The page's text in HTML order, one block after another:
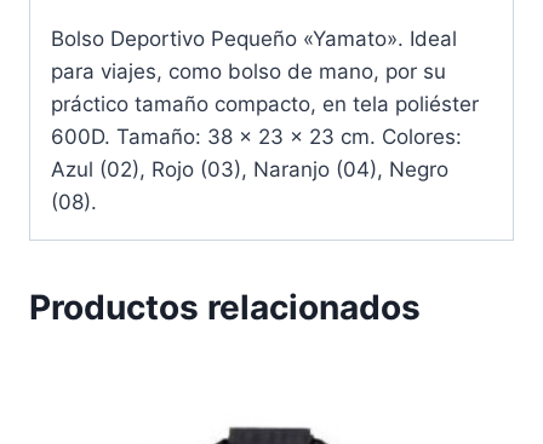
Bolso Deportivo Pequeño «Yamato». Ideal
para viajes, como bolso de mano, por su
práctico tamaño compacto, en tela poliéster
600D. Tamaño: 38 x 23 x 23 cm. Colores:
Azul (02), Rojo (03), Naranjo (04), Negro
(08).
Productos relacionados